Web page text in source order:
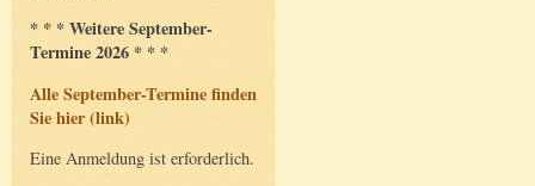
* * * Weitere September-
Termine 2026 * * *
Alle September-Termine finden
Sie hier (link)
Eine Anmeldung ist erforderlich.